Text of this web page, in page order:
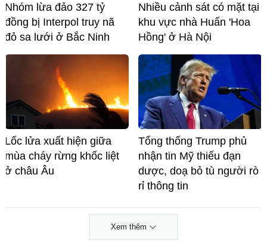
Nhóm lừa đảo 327 tỷ
đồng bị Interpol truy nã
đỏ sa lưới ở Bắc Ninh
Nhiều cảnh sát có mặt tại
khu vực nhà Huấn 'Hoa
Hồng' ở Hà Nội
Lốc lửa xuất hiện giữa
mùa cháy rừng khốc liệt
ở châu Âu
Tổng thống Trump phủ
nhận tin Mỹ thiếu đạn
dược, doạ bỏ tù người rò
rỉ thông tin
Xem thêm